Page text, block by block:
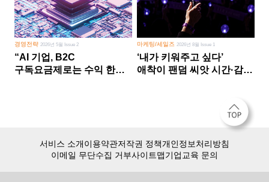
경영전략 2026년 5월 Issue 2
“AI 기업, B2C
구독요금제로는 수익 한계
마케팅/세일즈 2026년 8월 Issue 1
‘내가 키워주고 싶다’
애착이 팬덤 씨앗 시간·감정
서비스 소개이용약관저작권 정책개인정보처리방침
이메일 무단수집 거부사이트맵기업교육 문의